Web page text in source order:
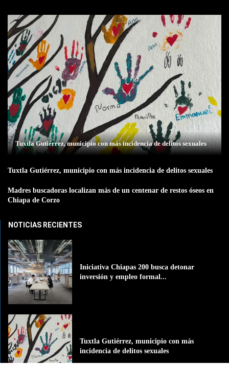
Tuxtla Gutiérrez, municipio con más incidencia de delitos sexuales
Tuxtla Gutiérrez, municipio con más incidencia de delitos sexuales
Madres buscadoras localizan más de un centenar de restos óseos en
Chiapa de Corzo
NOTICIAS RECIENTES
Iniciativa Chiapas 200 busca detonar
inversión y empleo formal...
Tuxtla Gutiérrez, municipio con más
incidencia de delitos sexuales